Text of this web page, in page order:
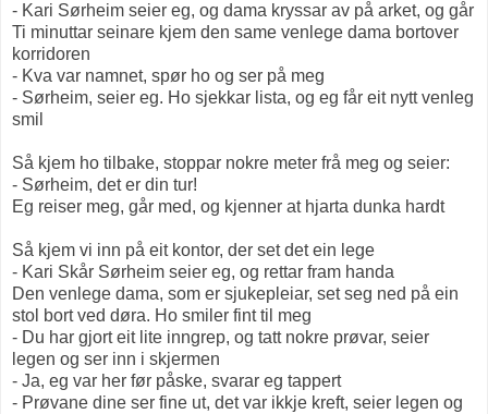
- Kari Sørheim seier eg, og dama kryssar av på arket, og går
Ti minuttar seinare kjem den same venlege dama bortover
korridoren
- Kva var namnet, spør ho og ser på meg
- Sørheim, seier eg. Ho sjekkar lista, og eg får eit nytt venleg
smil
Så kjem ho tilbake, stoppar nokre meter frå meg og seier:
- Sørheim, det er din tur!
Eg reiser meg, går med, og kjenner at hjarta dunka hardt
Så kjem vi inn på eit kontor, der set det ein lege
- Kari Skår Sørheim seier eg, og rettar fram handa
Den venlege dama, som er sjukepleiar, set seg ned på ein
stol bort ved døra. Ho smiler fint til meg
- Du har gjort eit lite inngrep, og tatt nokre prøvar, seier
legen og ser inn i skjermen
- Ja, eg var her før påske, svarar eg tappert
- Prøvane dine ser fine ut, det var ikkje kreft, seier legen og